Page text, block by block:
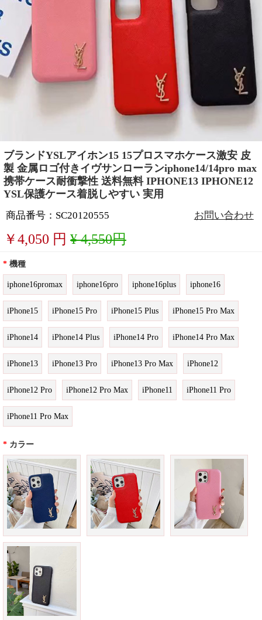
ブランドYSLアイホン15 15プロスマホケース激安 皮
製 金属ロゴ付きイヴサンローランiphone14/14pro max
携帯ケース耐衝撃性 送料無料 IPHONE13 IPHONE12
YSL保護ケース着脱しやすい 実用
商品番号：SC20120555 お問い合わせ
￥4,050 円 ¥ 4,550円
* 機種
iphone16promax iphone16pro iphone16plus iphone16
iPhone15 iPhone15 Pro iPhone15 Plus iPhone15 Pro Max
iPhone14 iPhone14 Plus iPhone14 Pro iPhone14 Pro Max
iPhone13 iPhone13 Pro iPhone13 Pro Max iPhone12
iPhone12 Pro iPhone12 Pro Max iPhone11 iPhone11 Pro
iPhone11 Pro Max
* カラー